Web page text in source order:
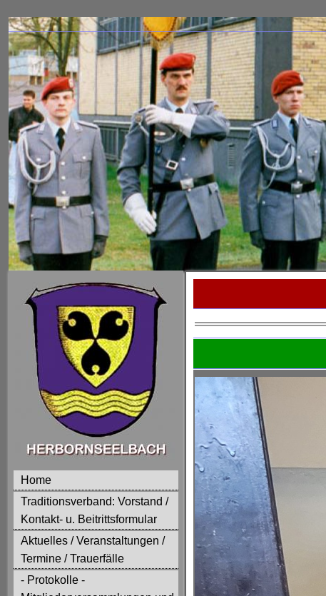
Home
Traditionsverband: Vorstand /
Kontakt- u. Beitrittsformular
Aktuelles / Veranstaltungen /
Termine / Trauerfälle
- Protokolle -